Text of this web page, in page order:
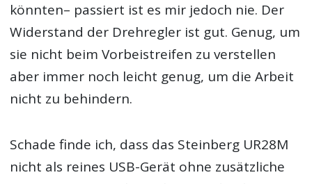
könnten– passiert ist es mir jedoch nie. Der
Widerstand der Drehregler ist gut. Genug, um
sie nicht beim Vorbeistreifen zu verstellen
aber immer noch leicht genug, um die Arbeit
nicht zu behindern.
Schade finde ich, dass das Steinberg UR28M
nicht als reines USB-Gerät ohne zusätzliche